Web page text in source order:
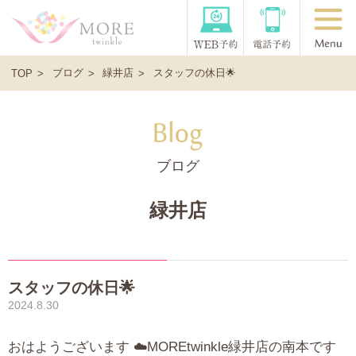
TOP ブログ 緑井店 スタッフの休日🌟
ブログ
緑井店
スタッフの休日🌟
2024.8.30
おはようございます ☁️MOREtwinkle緑井店の南本です